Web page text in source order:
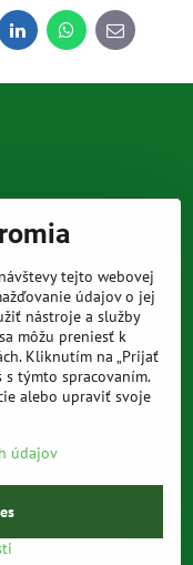
LinkedInWhatsApp
E-
mail
predajňu.
osobných údajov
tejto webovej
údajov o jej
nástroje a služby
môžu preniesť k
Kliknutím na „Prijať
s týmto spracovaním.
alebo upraviť svoje
údajov